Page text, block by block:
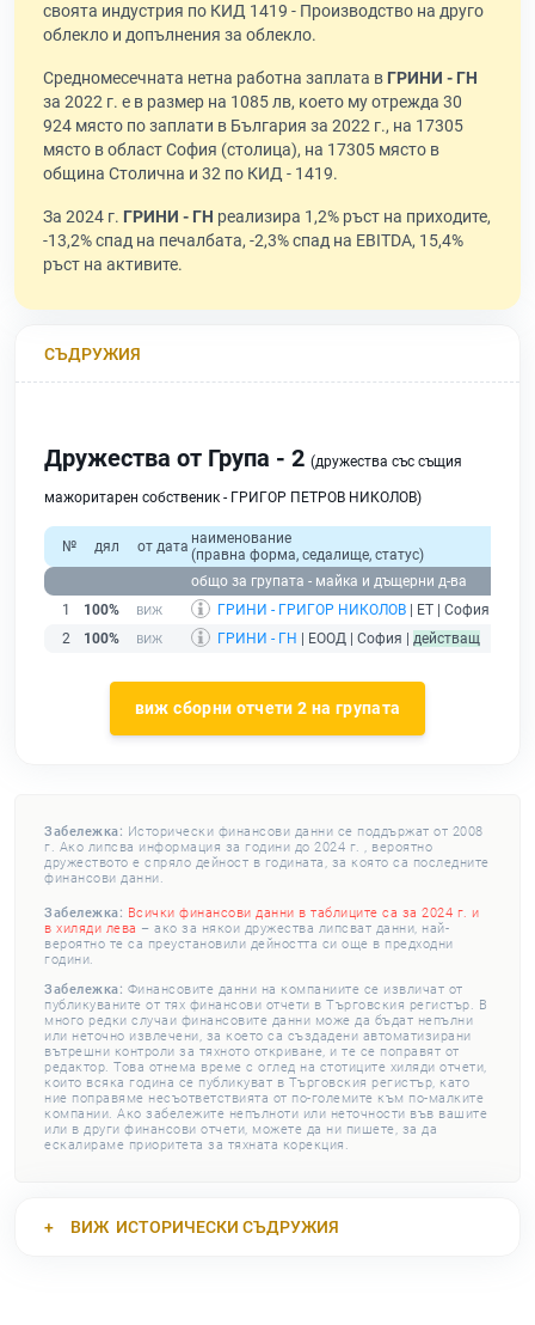
своята индустрия по КИД 1419 - Производство на друго
облекло и допълнения за облекло.
Средномесечната нетна работна заплата в ГРИНИ - ГН
за 2022 г. е в размер на 1085 лв, което му отрежда 30
924 място по заплати в България за 2022 г., на 17305
място в област София (столица), на 17305 място в
община Столична и 32 по КИД - 1419.
За 2024 г. ГРИНИ - ГН реализира 1,2% ръст на приходите,
-13,2% спад на печалбата, -2,3% спад на EBITDA, 15,4%
ръст на активите.
СЪДРУЖИЯ
Дружества от Група - 2 (дружества със същия
мажоритарен собственик - ГРИГОР ПЕТРОВ НИКОЛОВ)
№ дял от дата наименование
(правна форма, седалище, статус)
общо за групата - майка и дъщерни д-ва
1
100% ГРИНИ - ГРИГОР НИКОЛОВ | ЕТ | София |
2
100% ГРИНИ - ГН | ЕООД | София | действащ
виж сборни отчети 2 на групата
Забележка: Исторически финансови данни се поддържат от 2008
г. Ако липсва информация за години до 2024 г. , вероятно
дружеството е спряло дейност в годината, за която са последните
финансови данни.
Забележка: Всички финансови данни в таблиците са за 2024 г. и
в хиляди лева – ако за някои дружества липсват данни, най-
вероятно те са преустановили дейността си още в предходни
години.
Забележка: Финансовите данни на компаниите се извличат от
публикуваните от тях финансови отчети в Търговския регистър. В
много редки случаи финансовите данни може да бъдат непълни
или неточно извлечени, за което са създадени автоматизирани
вътрешни контроли за тяхното откриване, и те се поправят от
редактор. Това отнема време с оглед на стотиците хиляди отчети,
които всяка година се публикуват в Търговския регистър, като
ние поправяме несъответствията от по-големите към по-малките
компании. Ако забележите непълноти или неточности във вашите
или в други финансови отчети, можете да ни пишете, за да
ескалираме приоритета за тяхната корекция.
ВИЖ ИСТОРИЧЕСКИ СЪДРУЖИЯ